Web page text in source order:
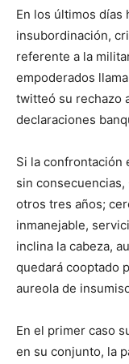
En los últimos días
insubordinación,
referente a la
empoderados
twitteó su rechazo
declaraciones
Si la confrontación
sin
otros tres años;
inmanejable,
inclina la cabeza,
quedará cooptado
aureola de
En el primer caso
en su conjunto, la